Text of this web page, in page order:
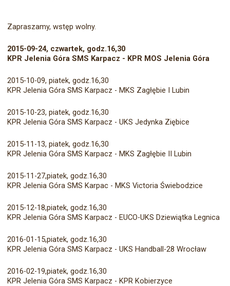
Zapraszamy, wstęp wolny.
2015-09-24, czwartek, godz.16,30
KPR Jelenia Góra SMS Karpacz - KPR MOS Jelenia Góra
2015-10-09, piatek, godz.16,30
KPR Jelenia Góra SMS Karpacz - MKS Zagłębie I Lubin
2015-10-23, piatek, godz.16,30
KPR Jelenia Góra SMS Karpacz - UKS Jedynka Ziębice
2015-11-13, piatek, godz.16,30
KPR Jelenia Góra SMS Karpacz - MKS Zagłębie II Lubin
2015-11-27,piatek, godz.16,30
KPR Jelenia Góra SMS Karpac - MKS Victoria Świebodzice
2015-12-18,piatek, godz.16,30
KPR Jelenia Góra SMS Karpacz - EUCO-UKS Dziewiątka Legnica
2016-01-15,piatek, godz.16,30
KPR Jelenia Góra SMS Karpacz - UKS Handball-28 Wrocław
2016-02-19,piatek, godz.16,30
KPR Jelenia Góra SMS Karpacz - KPR Kobierzyce